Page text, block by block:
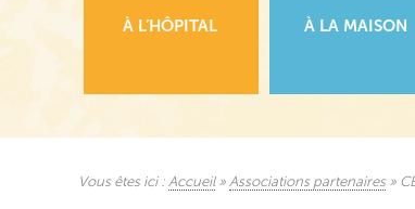
À L’HÔPITAL À LA MAISON
Vous êtes ici : Accueil» Associations partenaires »